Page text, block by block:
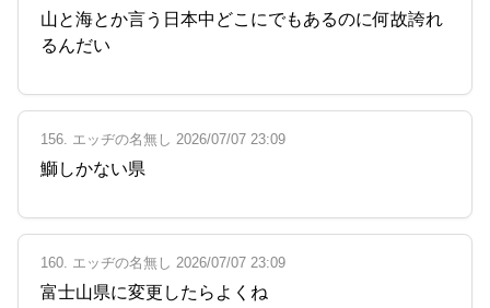
山と海とか言う日本中どこにでもあるのに何故誇れ
るんだい
156. エッヂの名無し 2026/07/07 23:09
鰤しかない県
160. エッヂの名無し 2026/07/07 23:09
富士山県に変更したらよくね